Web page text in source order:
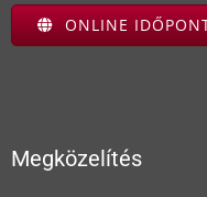
ONLINE
Megközelítés